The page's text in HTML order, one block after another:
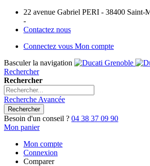
22 avenue Gabriel PERI - 38400 Saint-
-
Contactez nous
Connectez vous Mon compte
Basculer la navigation
Rechercher
Rechercher
Recherche Avancée
Rechercher
Besoin d'un conseil ? 04 38 37 09 90
Mon panier
Mon compte
Connexion
Comparer